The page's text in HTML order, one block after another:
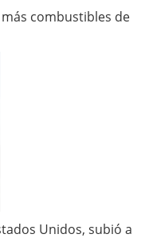
combustibles de
Unidos, subió a